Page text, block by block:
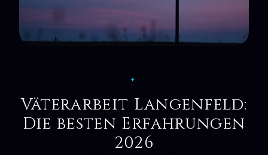
✦
Väterarbeit Langenfeld:
Die besten Erfahrungen
2026